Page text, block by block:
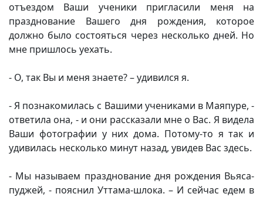
отъездом Ваши ученики пригласили меня на
празднование Вашего дня рождения, которое
должно было состояться через несколько дней. Но
мне пришлось уехать.
- О, так Вы и меня знаете? – удивился я.
- Я познакомилась с Вашими учениками в Маяпуре, -
ответила она, - и они рассказали мне о Вас. Я видела
Ваши фотографии у них дома. Потому-то я так и
удивилась несколько минут назад, увидев Вас здесь.
- Мы называем празднование дня рождения Вьяса-
пуджей, - пояснил Уттама-шлока. – И сейчас едем в